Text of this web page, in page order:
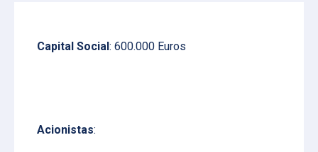
Capital Social: 600.000 Euros
Acionistas: